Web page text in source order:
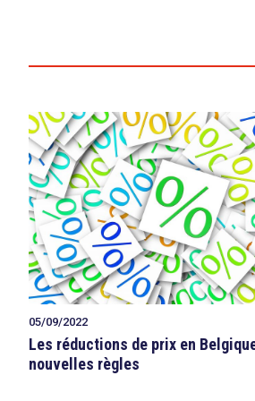
05/09/2022
Les réductions de prix en
nouvelles règles